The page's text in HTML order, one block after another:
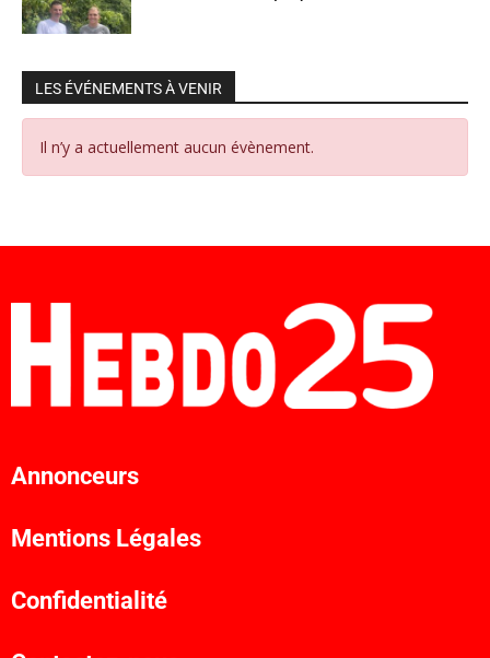
LES ÉVÉNEMENTS À VENIR
Il n’y a actuellement aucun évènement.
Annonceurs
Mentions Légales
Confidentialité